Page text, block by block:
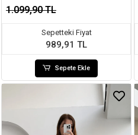
1.099,90 TL
Sepetteki Fiyat
989,91 TL
Sepete Ekle